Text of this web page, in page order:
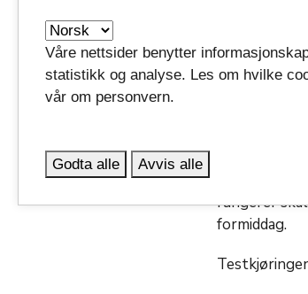
Mandag
De siste
feilen som
fungerer
formiddag.
Våre nettsider benytter
statistikk og analyse. Les om hvilke
vår om personvern.
Godta alle Avvis alle